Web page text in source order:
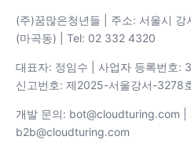
(주)꿈많은청년들 | 주소: 서울시
(마곡동) | Tel: 02 332 4320
대표자: 정임수 | 사업자 등록번호
신고번호: 제2025-서울강서-3278
개발 문의: bot@cloudturing.com |
b2b@cloudturing.com